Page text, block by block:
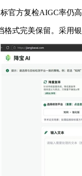
官方复检AIGC率仍
格式完美保留。采用